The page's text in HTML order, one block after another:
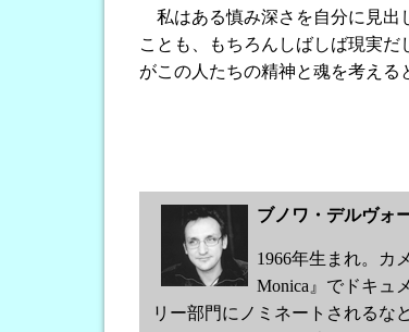
私はある慎み深さを自分に見出
ことも、もちろんしばしば現実
がこの人たちの精神と魂を考える
ブノワ・デルヴォ
1966年生まれ。カ
Monica』でドキュ
リー部門にノミネートされるな